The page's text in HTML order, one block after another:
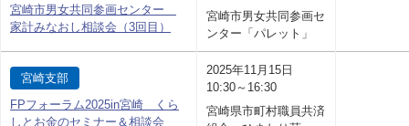
宮崎市男女共同参画センター
家計みなおし相談会（3回目）
宮崎市男女共同参画セ
ンター「パレット」
宮崎支部
FPフォーラム2025in宮崎 くら
しとお金のセミナー＆相談会
2025年11月15日
10:30～16:30
宮崎県市町村職員共済